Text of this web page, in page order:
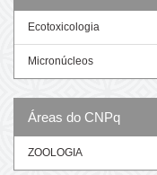
Ecotoxicologia
Micronúcleos
Áreas do CNPq
ZOOLOGIA